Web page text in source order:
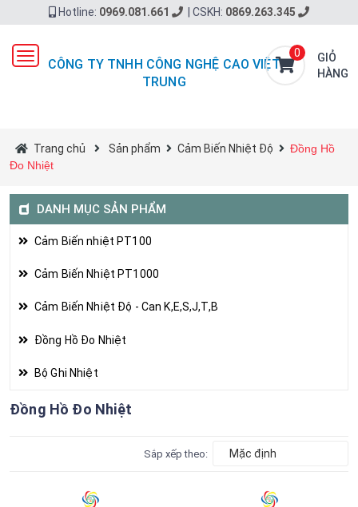
Hotline: 0969.081.661 CSKH: 0869.263.345
CÔNG TY TNHH CÔNG NGHỆ CAO VIỆT
TRUNG
0
GIỎ
HÀNG
Toggle
navigation
Trang chủ Sản phẩm Cảm Biến Nhiệt Độ
Đồng Hồ
Đo Nhiệt
DANH MỤC SẢN PHẨM
Cảm Biến nhiệt PT100
Cảm Biến Nhiệt PT1000
Cảm Biến Nhiệt Độ - Can K,E,S,J,T,B
Đồng Hồ Đo Nhiệt
Bộ Ghi Nhiệt
Đồng Hồ Đo Nhiệt
Sắp xếp theo: Mặc định